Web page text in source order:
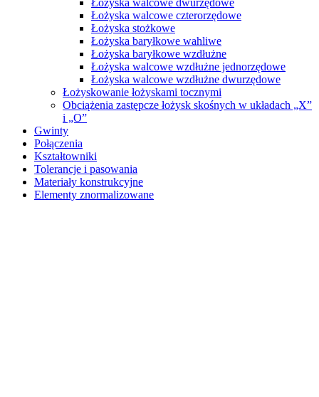
Łożyska walcowe czterorzędowe
Łożyska stożkowe
Łożyska baryłkowe wahliwe
Łożyska baryłkowe wzdłużne
Łożyska walcowe wzdłużne jednorzędowe
Łożyska walcowe wzdłużne dwurzędowe
Łożyskowanie łożyskami tocznymi
Obciążenia zastępcze łożysk skośnych w układach „X”
i „O”
Gwinty
Połączenia
Kształtowniki
Tolerancje i pasowania
Materiały konstrukcyjne
Elementy znormalizowane